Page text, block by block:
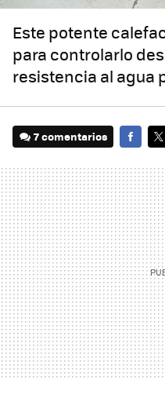
Este potente
para controlarlo
resistencia al agua
7 comentarios